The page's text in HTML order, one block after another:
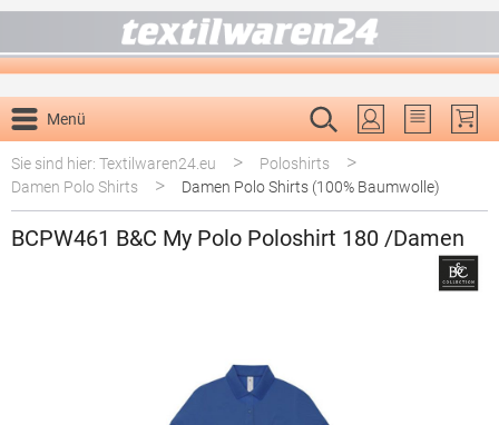
Menü
Du hast 0
Sie sind hier: Textilwaren24.eu
> Poloshirts >
Damen Polo Shirts > Damen Polo Shirts (100% Baumwolle)
BCPW461 B&C My Polo Poloshirt 180 /Damen